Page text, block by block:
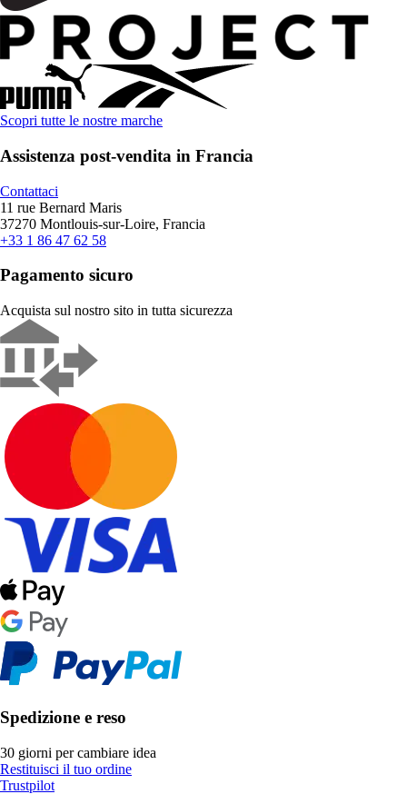
Scopri tutte le nostre marche
Assistenza post-vendita in Francia
Contattaci
11 rue Bernard Maris
37270 Montlouis-sur-Loire, Francia
+33 1 86 47 62 58
Pagamento sicuro
Acquista sul nostro sito in tutta sicurezza
Spedizione e reso
30 giorni per cambiare idea
Restituisci il tuo ordine
Trustpilot